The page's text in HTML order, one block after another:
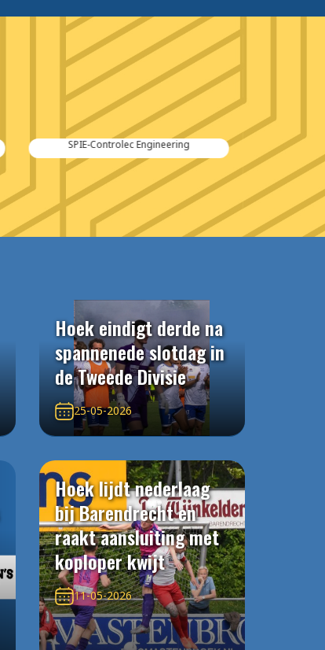
Kraker Trailers
Hoek eindigt derde na
spannenede slotdag in
de Tweede Divisie
25-05-2026
Hoek lijdt nederlaag
bij Barendrecht en
raakt aansluiting met
koploper kwijt
11-05-2026